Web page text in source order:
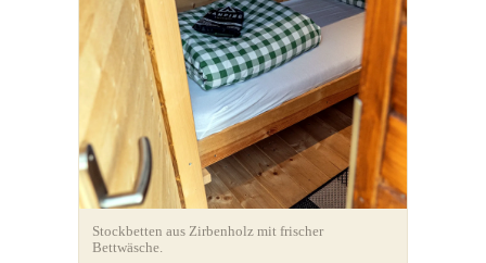
Stockbetten aus Zirbenholz mit frischer
Bettwäsche.